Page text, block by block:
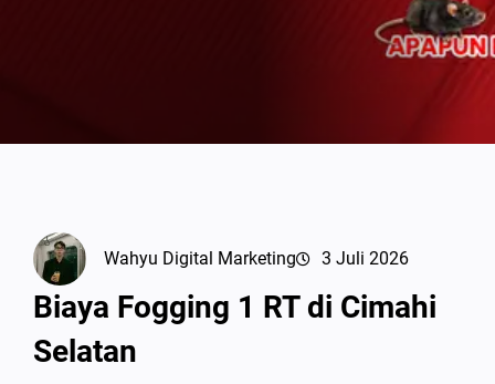
Wahyu Digital Marketing 3 Juli 2026
Biaya Fogging 1 RT di Cimahi
Selatan